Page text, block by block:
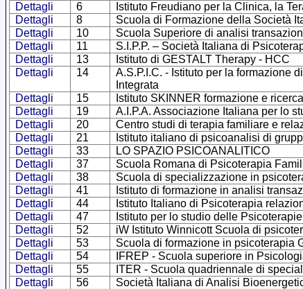
Dettagli
6
Istituto Freudiano per la Clinica, la
Dettagli
8
Scuola di Formazione della Società
Dettagli
10
Scuola Superiore di analisi
Dettagli
11
S.I.P.P. – Società Italiana di
Dettagli
13
Istituto di GESTALT Therapy - HCC
Dettagli
14
A.S.P.I.C. - Istituto per la formazione
Integrata
Dettagli
15
Istituto SKINNER formazione e ricerca
Dettagli
19
A.I.P.A. Associazione Italiana per lo
Dettagli
20
Centro studi di terapia familiare e
Dettagli
21
Istituto italiano di psicoanalisi di
Dettagli
33
LO SPAZIO PSICOANALITICO
Dettagli
37
Scuola Romana di Psicoterapia
Dettagli
38
Scuola di specializzazione in
Dettagli
41
Istituto di formazione in analisi
Dettagli
44
Istituto Italiano di Psicoterapia
Dettagli
47
Istituto per lo studio delle
Dettagli
52
iW Istituto Winnicott Scuola di
Dettagli
53
Scuola di formazione in psicoterapia
Dettagli
54
IFREP - Scuola superiore in
Dettagli
55
ITER - Scuola quadriennale di
Dettagli
56
Società Italiana di Analisi